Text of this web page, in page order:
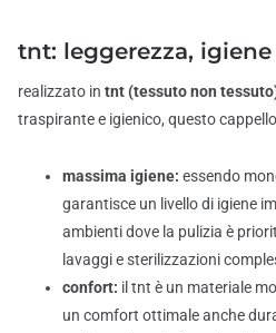
tnt: leggerezza,
realizzato in tnt (tessuto non
traspirante e igienico, questo
massima igiene: essendo
garantisce un livello di igiene
ambienti dove la pulizia è
lavaggi e sterilizzazioni
confort: il tnt è un materiale
un comfort ottimale anche